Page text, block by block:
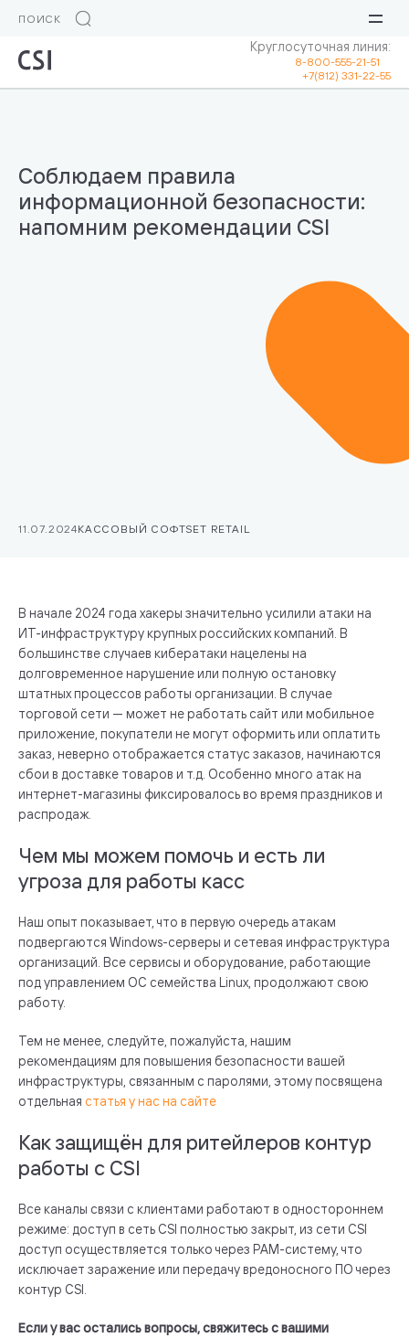
Круглосуточная линия:
8-800-555-21-51
+7(812) 331-22-55
Соблюдаем правила
информационной безопасности:
напомним рекомендации CSI
11.07.2024КАССОВЫЙ СОФТSET RETAIL
В начале 2024 года хакеры значительно усилили атаки на
ИТ-инфраструктуру крупных российских компаний. В
большинстве случаев кибератаки нацелены на
долговременное нарушение или полную остановку
штатных процессов работы организации. В случае
торговой сети — может не работать сайт или мобильное
приложение, покупатели не могут оформить или оплатить
заказ, неверно отображается статус заказов, начинаются
сбои в доставке товаров и т.д. Особенно много атак на
интернет-магазины фиксировалось во время праздников и
распродаж.
Чем мы можем помочь и есть ли
угроза для работы касс
Наш опыт показывает, что в первую очередь атакам
подвергаются Windows-серверы и сетевая инфраструктура
организаций. Все сервисы и оборудование, работающие
под управлением ОС семейства Linux, продолжают свою
работу.
Тем не менее, следуйте, пожалуйста, нашим
рекомендациям для повышения безопасности вашей
инфраструктуры, связанным с паролями, этому посвящена
отдельная статья у нас на сайте
Как защищён для ритейлеров контур
работы с CSI
Все каналы связи с клиентами работают в одностороннем
режиме: доступ в сеть CSI полностью закрыт, из сети CSI
доступ осуществляется только через PAM-систему, что
исключает заражение или передачу вредоносного ПО через
контур CSI.
Если у вас остались вопросы, свяжитесь с вашими